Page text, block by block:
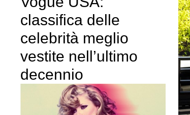
classifica delle
celebrità meglio
vestite nell’ultimo
decennio